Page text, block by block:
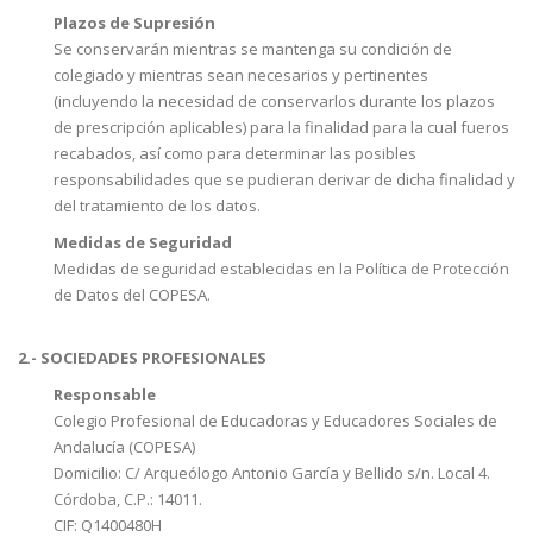
Plazos de Supresión
Se conservarán mientras se mantenga su condición de
colegiado y mientras sean necesarios y pertinentes
(incluyendo la necesidad de conservarlos durante los plazos
de prescripción aplicables) para la finalidad para la cual fueros
recabados, así como para determinar las posibles
responsabilidades que se pudieran derivar de dicha finalidad y
del tratamiento de los datos.
Medidas de Seguridad
Medidas de seguridad establecidas en la Política de Protección
de Datos del COPESA.
2.- SOCIEDADES PROFESIONALES
Responsable
Colegio Profesional de Educadoras y Educadores Sociales de
Andalucía (COPESA)
Domicilio: C/ Arqueólogo Antonio García y Bellido s/n. Local 4.
Córdoba, C.P.: 14011.
CIF: Q1400480H